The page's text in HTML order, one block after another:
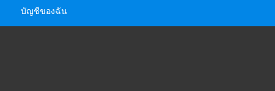
บัญชีของฉัน